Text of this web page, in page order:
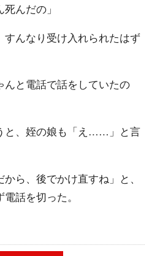
んだの」
すんなり受け入れられたはず
んと電話で話をしていたの
と、姪の娘も「え……」と言
から、後でかけ直すね」と、
話を切った。